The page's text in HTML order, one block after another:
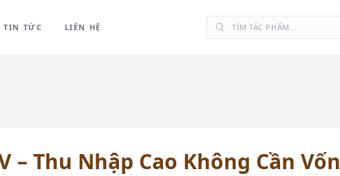
TIN TỨC LIÊN HỆ
– Thu Nhập Cao Không Cần Vốn